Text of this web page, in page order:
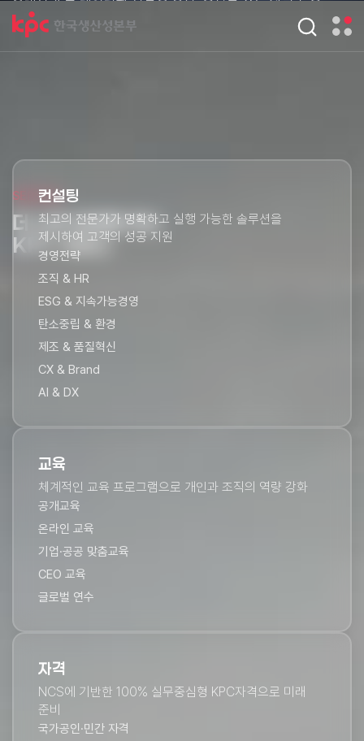
AI AcademyAI 컨설팅
시스템을 통해 기존의 틀을 깨고 비즈니스의 영역을
확장합니다.​
400,000
SERVICE
더 나은 미래를 여는
KPC 서비스
컨설팅
최고의 전문가가 명확하고 실행 가능한 솔루션을
제시하여 고객의 성공 지원
경영전략
조직 & HR
ESG & 지속가능경영
탄소중립 & 환경
제조 & 품질혁신
CX & Brand
AI & DX
교육
체계적인 교육 프로그램으로 개인과 조직의 역량 강화
공개교육
온라인 교육
기업·공공 맞춤교육
CEO 교육
글로벌 연수
자격
NCS에 기반한 100% 실무중심형 ​KPC자격으로 미래
준비​
국가공인·민간 자격